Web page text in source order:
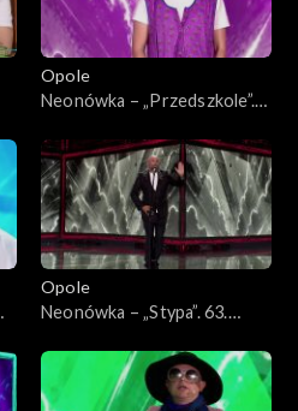
Opole
Neonówka – „Przedszkole”.
Neo-Nówka
Opole
Neonówka – „Stypa”. 63.
Nówka